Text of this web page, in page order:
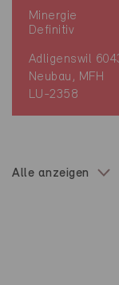
Minergie
Definitiv
Adligenswil
Neubau, MFH
LU-2358
Alle anzeigen